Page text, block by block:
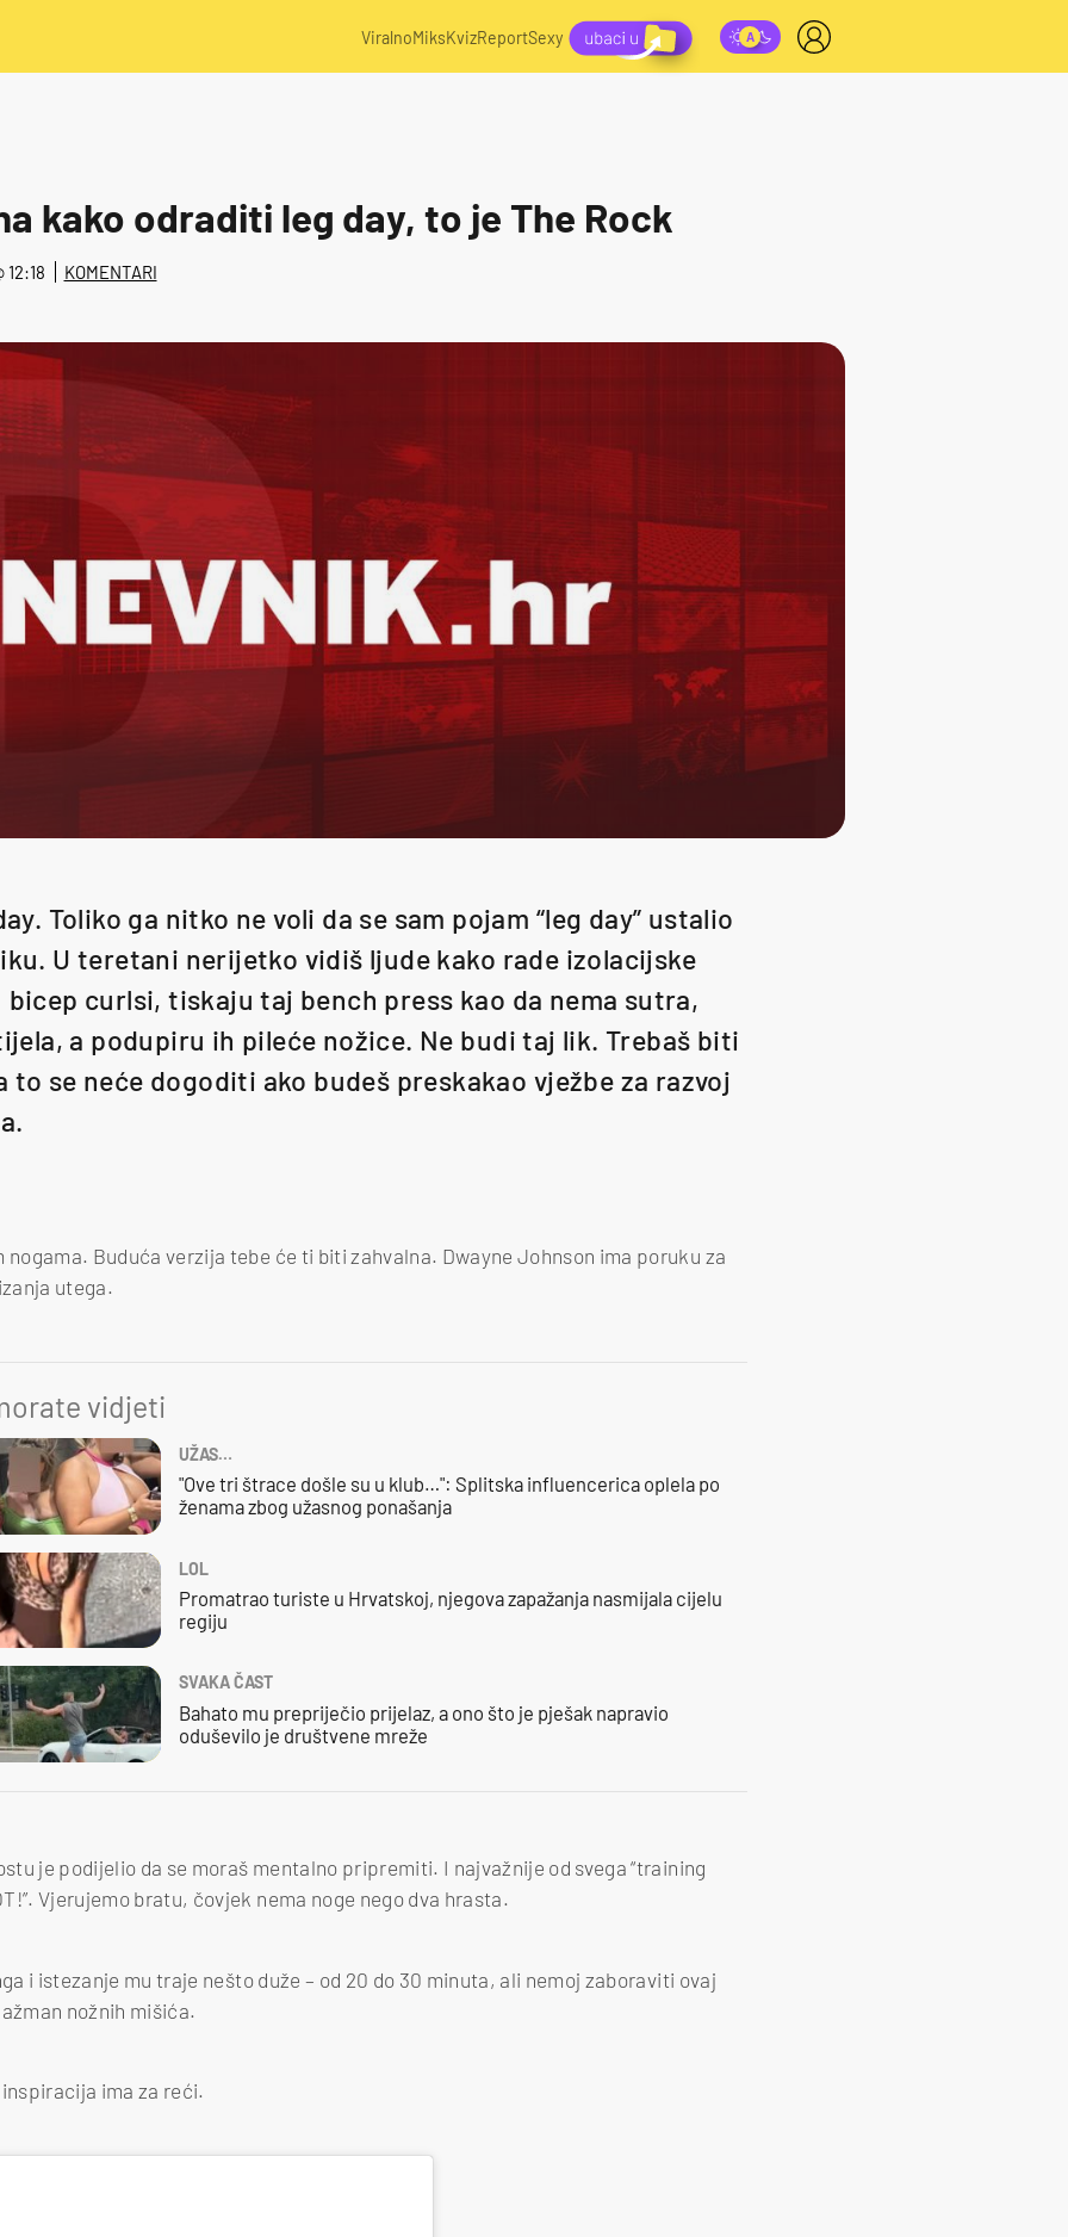
ViralnoMiksKvizReportSexy
kako odraditi leg day, to je The Rock
12:18 KOMENTARI
Toliko ga nitko ne voli da se sam pojam “leg day” ustalio
U teretani nerijetko vidiš ljude kako rade izolacijske
bicep curlsi, tiskaju taj bench press kao da nema sutra,
a podupiru ih pileće nožice. Ne budi taj lik. Trebaš biti
to se neće dogoditi ako budeš preskakao vježbe za razvoj
nogama. Buduća verzija tebe će ti biti zahvalna. Dwayne Johnson ima poruku za
utega.
vidjeti
UŽAS…
"Ove tri štrace došle su u klub…": Splitska influencerica oplela po
ženama zbog užasnog ponašanja
LOL
Promatrao turiste u Hrvatskoj, njegova zapažanja nasmijala cijelu
regiju
SVAKA ČAST
Bahato mu prepriječio prijelaz, a ono što je pješak napravio
oduševilo je društvene mreže
je podijelio da se moraš mentalno pripremiti. I najvažnije od svega “training
Vjerujemo bratu, čovjek nema noge nego dva hrasta.
i istezanje mu traje nešto duže – od 20 do 30 minuta, ali nemoj zaboraviti ovaj
nožnih mišića.
ima za reći.